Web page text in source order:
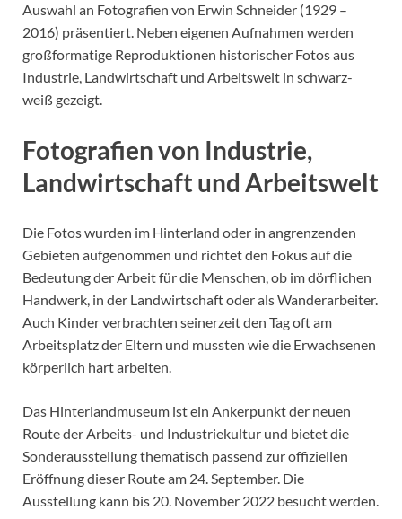
Auswahl an Fotografien von Erwin Schneider (1929 –
2016) präsentiert. Neben eigenen Aufnahmen werden
großformatige Reproduktionen historischer Fotos aus
Industrie, Landwirtschaft und Arbeitswelt in schwarz-
weiß gezeigt.
Fotografien von Industrie,
Landwirtschaft und Arbeitswelt
Die Fotos wurden im Hinterland oder in angrenzenden
Gebieten aufgenommen und richtet den Fokus auf die
Bedeutung der Arbeit für die Menschen, ob im dörflichen
Handwerk, in der Landwirtschaft oder als Wanderarbeiter.
Auch Kinder verbrachten seinerzeit den Tag oft am
Arbeitsplatz der Eltern und mussten wie die Erwachsenen
körperlich hart arbeiten.
Das Hinterlandmuseum ist ein Ankerpunkt der neuen
Route der Arbeits- und Industriekultur und bietet die
Sonderausstellung thematisch passend zur offiziellen
Eröffnung dieser Route am 24. September. Die
Ausstellung kann bis 20. November 2022 besucht werden.